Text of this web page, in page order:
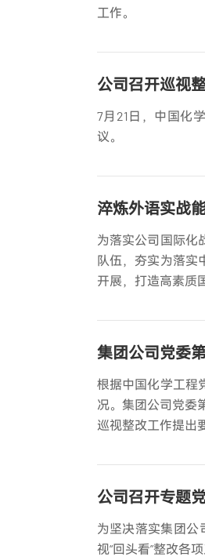
工作。
公司召开巡视
7月21日，中国化
议。
淬炼外语实战
为落实公司国际化
队伍，夯实为落实
开展，打造高素质
集团公司党委
根据中国化学工程
况。集团公司党委
巡视整改工作提出
公司召开专题
为坚决落实集团公
视“回头看”整改各